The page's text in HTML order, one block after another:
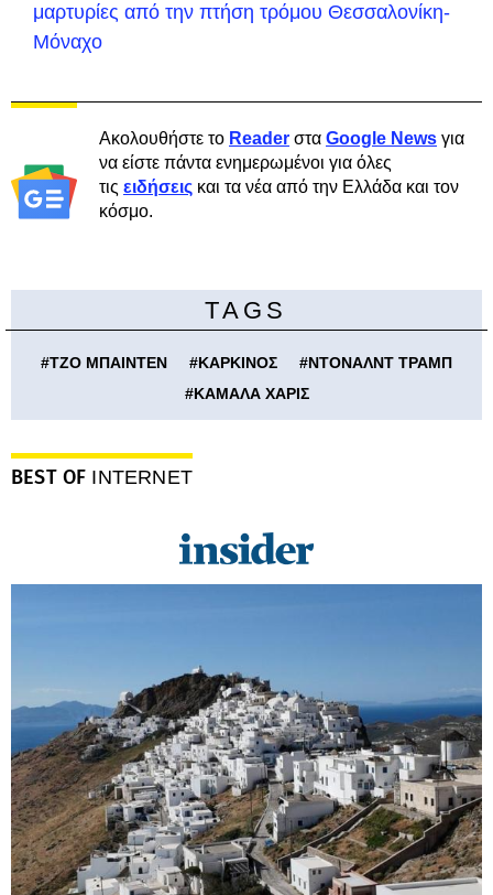
μαρτυρίες από την πτήση τρόμου Θεσσαλονίκη-
Μόναχο
Ακολουθήστε το Reader στα Google News για
να είστε πάντα ενημερωμένοι για όλες
τις ειδήσεις και τα νέα από την Ελλάδα και τον
κόσμο.
TAGS
#ΤΖΟ ΜΠΑΙΝΤΕΝ #ΚΑΡΚΙΝΟΣ #ΝΤΟΝΑΛΝΤ ΤΡΑΜΠ
#ΚΑΜΑΛΑ ΧΑΡΙΣ
BEST OF INTERNET